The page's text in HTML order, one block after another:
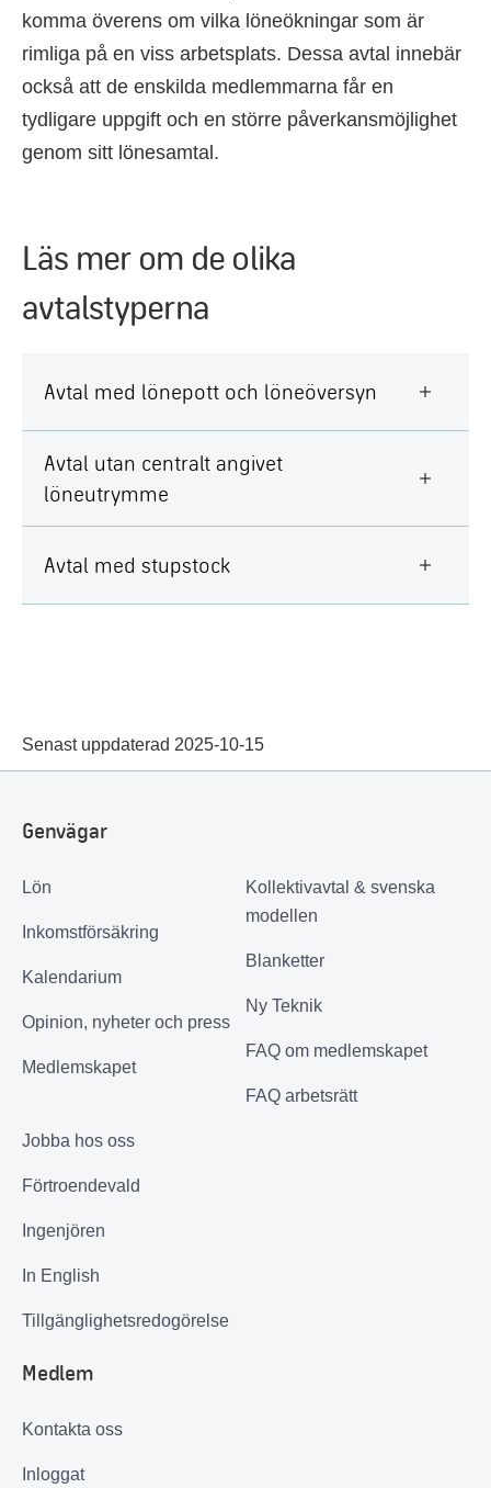
komma överens om vilka löneökningar som är
rimliga på en viss arbetsplats. Dessa avtal innebär
också att de enskilda medlemmarna får en
tydligare uppgift och en större påverkansmöjlighet
genom sitt lönesamtal.
Läs mer om de olika
avtalstyperna
Avtal med lönepott och löneöversyn
Avtal utan centralt angivet
löneutrymme
Avtal med stupstock
Senast uppdaterad 2025-10-15
Genvägar
Lön
Inkomstförsäkring
Kalendarium
Opinion, nyheter och press
Medlemskapet
Kollektivavtal & svenska
modellen
Blanketter
Ny Teknik
FAQ om medlemskapet
FAQ arbetsrätt
Jobba hos oss
Förtroendevald
Ingenjören
In English
Tillgänglighetsredogörelse
Medlem
Kontakta oss
Inloggat